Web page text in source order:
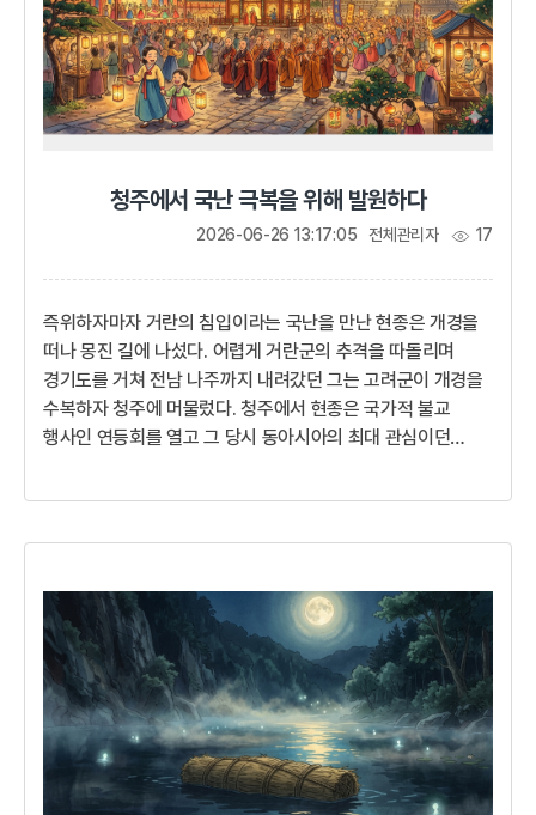
청주에서 국난 극복을 위해 발원하다
전체관리자 17
즉위하자마자 거란의 침입이라는 국난을 만난 현종은 개경을
떠나 몽진 길에 나섰다. 어렵게 거란군의 추격을 따돌리며
경기도를 거쳐 전남 나주까지 내려갔던 그는 고려군이 개경을
수복하자 청주에 머물렀다. 청주에서 현종은 국가적 불교
행사인 연등회를 열고 그 당시 동아시아의 최대 관심이던
국난 극복의 의지를 다졌다.고려 국왕의 불심과 하나 된
막히는 피난 길1010년 10월 거란은 40만 대군을 이끌고
고려를 침략해 왔다. 어려서부터 온갖 수난을 겪으면서 왕위에
오른 현종은 왕이 되자마자 거란 침입...
2026-06-26 13:17:05